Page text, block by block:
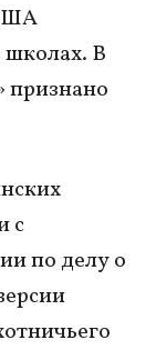
школах. В
признано
с
по делу о